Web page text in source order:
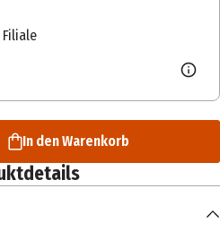
In den Warenkorb